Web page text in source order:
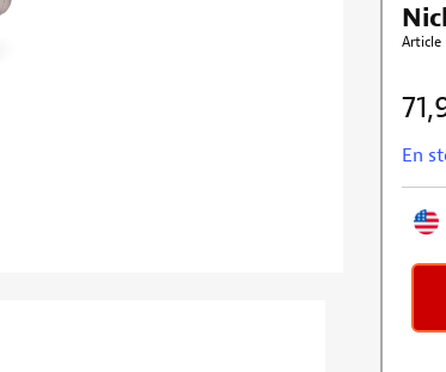
Article
En